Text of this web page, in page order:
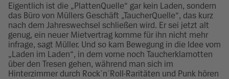
Eigentlich ist die „PlattenQuelle“ gar kein Laden, sondern
das Büro von Müllers Geschäft „TaucherQuelle“, das kurz
nach dem Jahreswechsel schließen wird. Er sei jetzt alt
genug, ein neuer Mietvertrag komme für ihn nicht mehr
infrage, sagt Müller. Und so kam Bewegung in die Idee vom
„Laden im Laden“, in dem vorne noch Taucherklamotten
über den Tresen gehen, während man sich im
Hinterzimmer durch Rock´n´Roll-Raritäten und Punk hören